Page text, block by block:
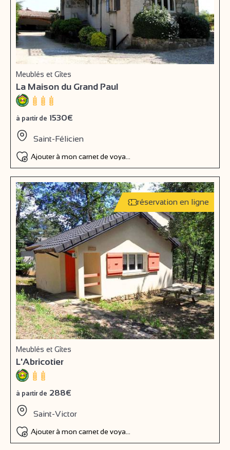
Meublés et Gîtes
La Maison du Grand Paul
à partir de 1530€
Saint-Félicien
Ajouter à mon carnet de voyage
réservation en ligne
Meublés et Gîtes
L'Abricotier
à partir de 288€
Saint-Victor
Ajouter à mon carnet de voyage